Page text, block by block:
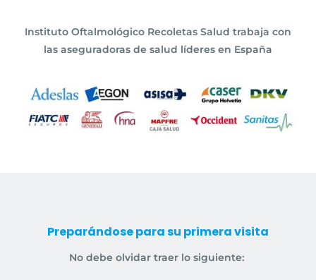
Instituto Oftalmológico Recoletas Salud trabaja con
las aseguradoras de salud líderes en España
Preparándose para su primera visita
No debe olvidar traer lo siguiente: